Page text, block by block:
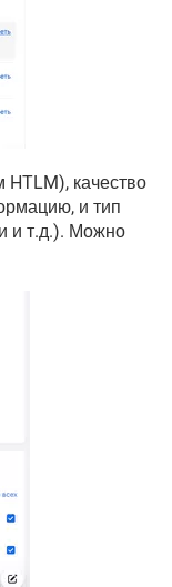
качество
и тип
и т.д.). Можно